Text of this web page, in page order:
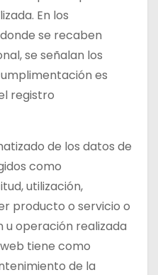
En los
se recaben
se señalan los
es
registro
de los datos de
como
utilización,
producto o servicio o
operación realizada
tiene como
de la